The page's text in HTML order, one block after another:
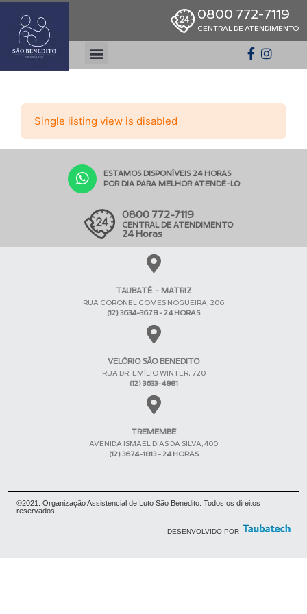
0800 772-7119
CENTRAL DE ATENDIMENTO
Single listing view is disabled
ESTAMOS DISPONÍVEIS 24 HORAS
POR DIA PARA MELHOR ATENDÊ-LO
0800 772-7119
CENTRAL DE ATENDIMENTO
24 Horas
TAUBATÉ - MATRIZ
RUA CORONEL GOMES NOGUEIRA, 206
(12) 3634-3678 - 24 HORAS
VELÓRIO SÃO BENEDITO
RUA DR. EMÍLIO WINTER, 720
(12) 3633-4881
TREMEMBÉ
AVENIDA ISMAEL DIAS DA SILVA,400
(12) 3674-1813 - 24 HORAS
©2021. Organização Assistencial de Luto São Benedito. Todos os direitos
reservados.
DESENVOLVIDO POR